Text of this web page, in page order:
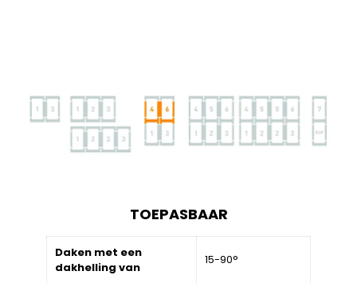
TOEPASBAAR
Daken met een
dakhelling van
15-90°